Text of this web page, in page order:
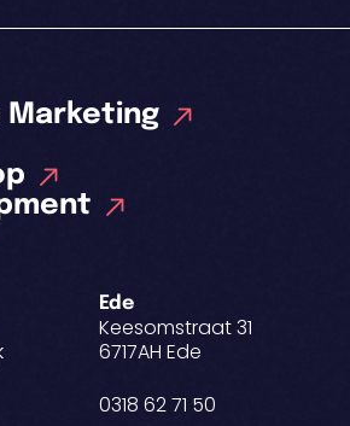
Marketing
Ede
Keesomstraat 31
6717AH Ede
0318 62 71 50